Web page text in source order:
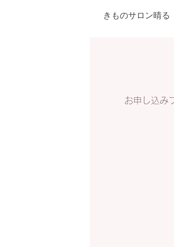
きものサロン晴る
お申し込み